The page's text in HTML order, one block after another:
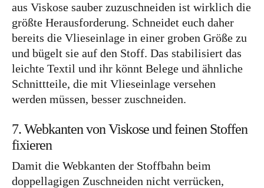
aus Viskose sauber zuzuschneiden ist wirklich die
größte Herausforderung. Schneidet euch daher
bereits die Vlieseinlage in einer groben Größe zu
und bügelt sie auf den Stoff. Das stabilisiert das
leichte Textil und ihr könnt Belege und ähnliche
Schnittteile, die mit Vlieseinlage versehen
werden müssen, besser zuschneiden.
7. Webkanten von Viskose und feinen Stoffen
fixieren
Damit die Webkanten der Stoffbahn beim
doppellagigen Zuschneiden nicht verrücken,